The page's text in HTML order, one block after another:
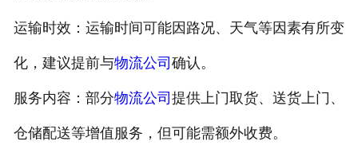
运输时效：运输时间可能因路况、天气等因素有所变
化，建议提前与物流公司 确认。
服务内容：部分物流公司 提供上门取货、送货上门、
仓储配送等增值服务，但可能需额外收费。